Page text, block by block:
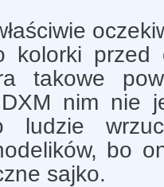
kolorki
takowe
nim nie
ludzie
bo
sajko.